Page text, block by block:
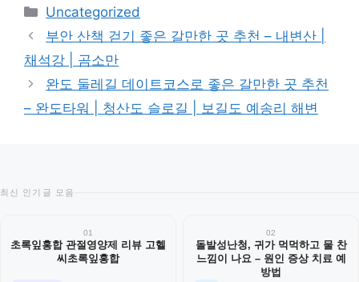
카
테
리
Uncategorized
부안 산책 걷기 좋은 갈만한 곳 추천 – 내변산 |
채석강 | 곰소만
완도 둘레길 데이트코스로 좋은 갈만한 곳 추천
– 완도타워 | 청산도 슬로길 | 보길도 예송리 해변
최신 인기글 모음
01
초록잎홍합 관절영양제 리뷰 고헬
씨초록잎홍합
02
돌발성난청, 귀가 먹먹하고 물 찬
느낌이 나요 – 원인 증상 치료 예
방법